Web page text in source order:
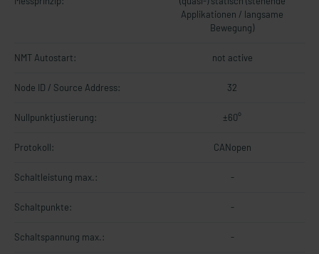
Applikationen / langsame
Bewegung)
NMT Autostart: not active
Node ID / Source Address: 32
Nullpunktjustierung: ±60°
Protokoll: CANopen
Schaltleistung max.: -
Schaltpunkte: -
Schaltspannung max.: -